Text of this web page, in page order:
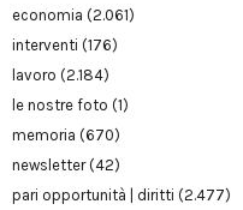
economia (2.061)
interventi (176)
lavoro (2.184)
le nostre foto (1)
memoria (670)
newsletter(42)
pari opportunità | diritti (2.477)